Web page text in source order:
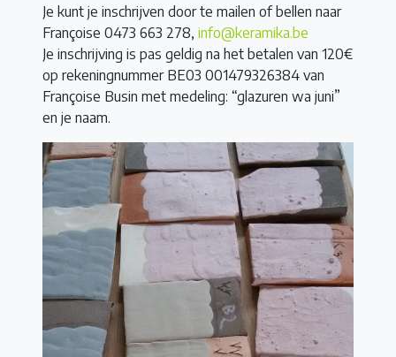
Je kunt je inschrijven door te mailen of bellen naar
Françoise 0473 663 278, info@keramika.be
Je inschrijving is pas geldig na het betalen van 120€
op rekeningnummer BE03 001479326384 van
Françoise Busin met medeling: “glazuren wa juni”
en je naam.